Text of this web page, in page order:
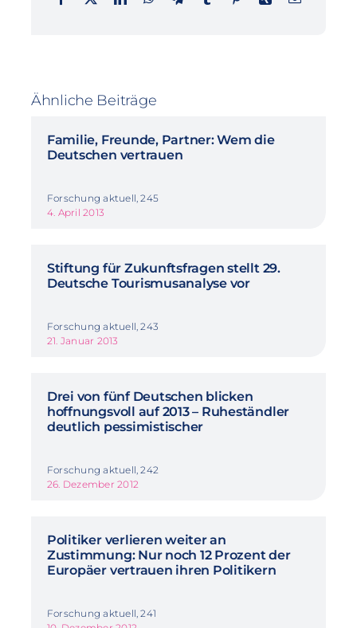
Ähnliche Beiträge
Familie, Freunde, Partner: Wem die
Deutschen vertrauen
Forschung aktuell, 245
4. April 2013
Stiftung für Zukunftsfragen stellt 29.
Deutsche Tourismusanalyse vor
Forschung aktuell, 243
21. Januar 2013
Drei von fünf Deutschen blicken
hoffnungsvoll auf 2013 – Ruheständler
deutlich pessimistischer
Forschung aktuell, 242
26. Dezember 2012
Politiker verlieren weiter an
Zustimmung: Nur noch 12 Prozent der
Europäer vertrauen ihren Politikern
Forschung aktuell, 241